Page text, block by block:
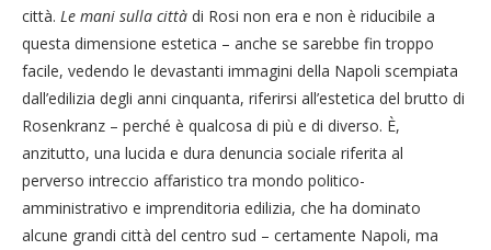
città. Le mani sulla città di Rosi non era e non è riducibile a
questa dimensione estetica – anche se sarebbe fin troppo
facile, vedendo le devastanti immagini della Napoli scempiata
dall’edilizia degli anni cinquanta, riferirsi all’estetica del brutto di
Rosenkranz – perché è qualcosa di più e di diverso. È,
anzitutto, una lucida e dura denuncia sociale riferita al
perverso intreccio affaristico tra mondo politico-
amministrativo e imprenditoria edilizia, che ha dominato
alcune grandi città del centro sud – certamente Napoli, ma